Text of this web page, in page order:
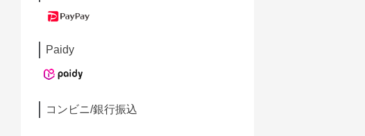
Paidy
コンビニ/銀行振込